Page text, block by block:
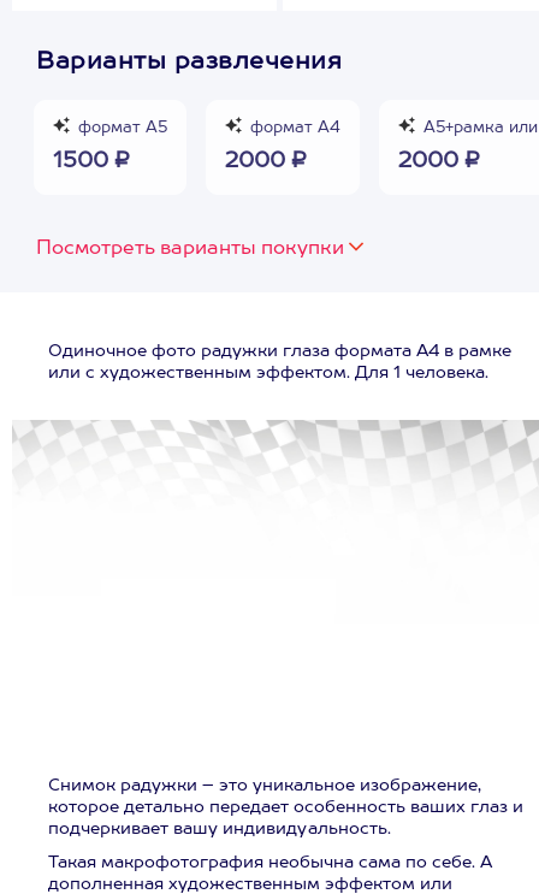
Варианты развлечения
формат А5
1500 ₽
формат А4
2000 ₽
А5+рамка
2000 ₽
Посмотреть варианты покупки
Одиночное фото радужки глаза формата А4 в рамке
или с художественным эффектом. Для 1 человека.
Снимок радужки – это уникальное изображение,
которое детально передает особенность ваших глаз и
подчеркивает вашу индивидуальность.
Такая макрофотография необычна сама по себе. А
дополненная художественным эффектом или